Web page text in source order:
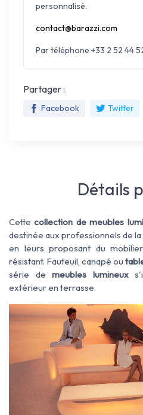
personnalisé.
contact@barazzi.com
Par téléphone +33 2 52 44
Partager :
Facebook Twitter
Détails
Cettecollection de meubles
destinée aux professionnels de
en leurs proposant du
résistant. Fauteuil, canapé ou
série de meubles lumineux
extérieur en terrasse.